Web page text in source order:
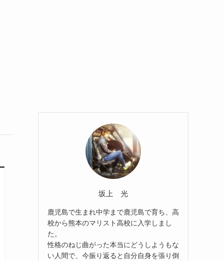
坂上 光
鹿児島で生まれ中学まで鹿児島で育ち、高
校から熊本のマリスト高校に入学しまし
た。
性格のねじ曲がった本当にどうしようもな
い人間で、今振り返ると自分自身を張り倒